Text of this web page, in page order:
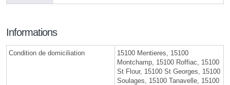
Informations
Condition de domiciliation
15100 Mentieres, 15100
Montchamp, 15100 Roffiac, 15100
St Flour, 15100 St Georges, 15100
Soulages, 15100 Tanavelle, 15100